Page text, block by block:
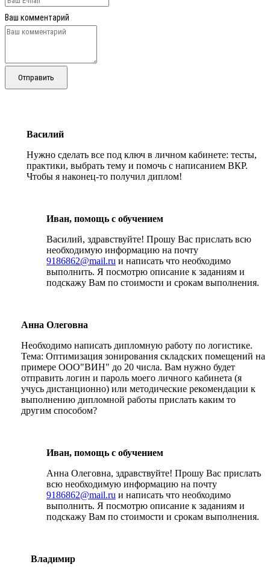
Ваш комментарий
Отправить
Василий
Нужно сделать все под ключ в личном кабинете: тесты,
практики, выбрать тему и помочь с написанием ВКР.
Чтобы я наконец-то получил диплом!
Иван, помощь с обучением
Василий, здравствуйте! Прошу Вас прислать всю
необходимую информацию на почту
9186862@mail.ru и написать что необходимо
выполнить. Я посмотрю описание к заданиям и
подскажу Вам по стоимости и срокам выполнения.
Анна Олеговна
Необходимо написать дипломную работу по логистике.
Тема: Оптимизация зонирования складских помещений на
примере ООО"ВИН" до 20 числа. Вам нужно будет
отправить логин и пароль моего личного кабинета (я
учусь дистанционно) или методические рекомендации к
выполнению дипломной работы прислать каким то
другим способом?
Иван, помощь с обучением
Анна Олеговна, здравствуйте! Прошу Вас прислать
всю необходимую информацию на почту
9186862@mail.ru и написать что необходимо
выполнить. Я посмотрю описание к заданиям и
подскажу Вам по стоимости и срокам выполнения.
Владимир